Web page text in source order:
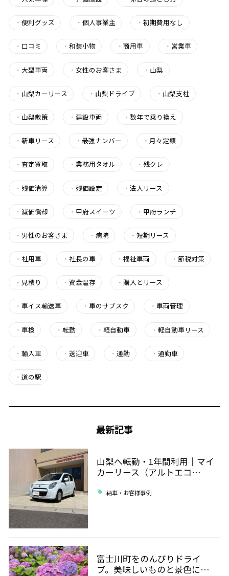
・ 便利グッズ ・個人事業主 ・初期費用なし
・ 口コミ ・和装小物 ・商用車 ・ 営業車
・ 大型車両 ・女性のお客さま ・ 山梨
・ 山梨カーリース ・ 山梨ドライブ ・ 山梨支社
・ 山梨散策 ・建設車両 ・数年で乗り換え
・ 新車リース ・最強ナンバー ・ 月々定額
・ 査定買取 ・ 業務用タオル ・ 残クレ
・ 残価清算 ・ 残価設定 ・法人リース
・ 減価償却 ・ 甲府スイーツ ・ 甲府ランチ
・ 男性のお客さま ・病院 ・短期リース
・ 社用車 ・社長の車 ・福祉車両 ・ 節税対策
・ 見積り ・資金温存 ・ 購入とリース
・ 車イス輸送車 ・ 車のサブスク ・ 車両管理
・ 車検 ・転勤 ・軽自動車 ・ 軽自動車リース
・ 輸入車 ・送迎車 ・通勤 ・ 通勤車
・ 道の駅
最新記事
山梨へ転勤・1年間利用｜マイ
カーリース（アルトエコ…
納車・お客様事例
富士川町をのんびりドライ
ブ。美味しいものと景色に…